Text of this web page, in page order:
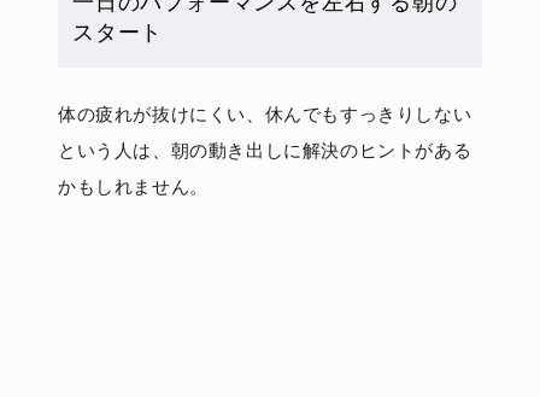
スタート
体の疲れが抜けにくい、休んでもすっきりしない
という人は、朝の動き出しに解決のヒントがある
かもしれません。